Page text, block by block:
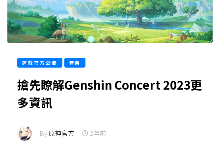
遊戲官方公告 音樂
搶先瞭解Genshin Concert 2023更
多資訊
By原神官方 - 2年前